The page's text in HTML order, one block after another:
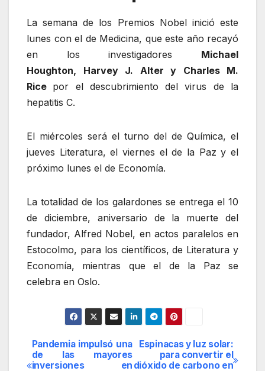
La semana de los Premios Nobel inició este
lunes con el de Medicina, que este año recayó
en los investigadores Michael
Houghton, Harvey J. Alter y Charles M.
Rice por el descubrimiento del virus de la
hepatitis C.
El miércoles será el turno del de Química, el
jueves Literatura, el viernes el de la Paz y el
próximo lunes el de Economía.
La totalidad de los galardones se entrega el 10
de diciembre, aniversario de la muerte del
fundador, Alfred Nobel, en actos paralelos en
Estocolmo, para los científicos, de Literatura y
Economía, mientras que el de la Paz se
celebra en Oslo.
Navegación
Espinacas y luz solar:
para convertir el
dióxido de carbono en
Pandemia impulsó una
de las mayores
inversiones en